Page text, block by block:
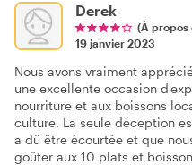
Derek
(À propos
19 janvier 2023
Nous avons vraiment
une excellente occasion
nourriture et aux boissons
culture. La seule déception
a dû être écourtée et que
goûter aux 10 plats et